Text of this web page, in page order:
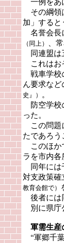
一例をあ
その綱領
加」する
名誉会長
（同上）
、
同連盟は
これはお
戦車学校
ん要求な
史』）
。
防空学校
った。
この問題
たであろう
このほか
ラを市内各
同年には
対支政策確
教育会館で）
後者には
別に県庁
軍需生産
“軍郷千